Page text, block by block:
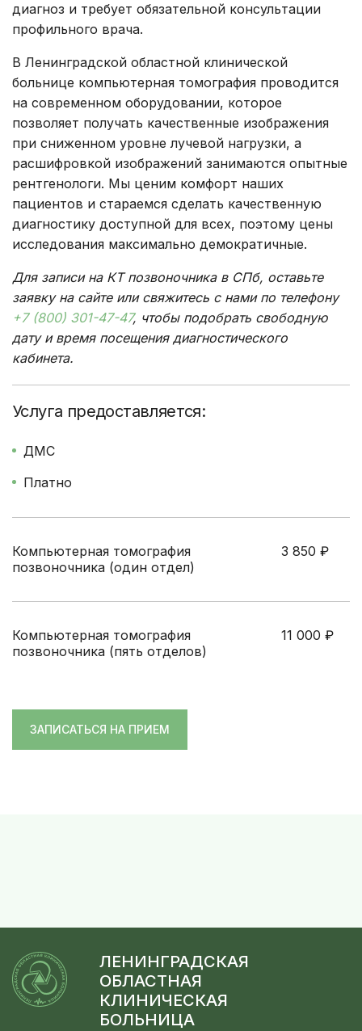
диагноз и требует обязательной консультации
профильного врача.
В Ленинградской областной клинической
больнице компьютерная томография проводится
на современном оборудовании, которое
позволяет получать качественные изображения
при сниженном уровне лучевой нагрузки, а
расшифровкой изображений занимаются опытные
рентгенологи. Мы ценим комфорт наших
пациентов и стараемся сделать качественную
диагностику доступной для всех, поэтому цены
исследования максимально демократичные.
Для записи на КТ позвоночника в СПб, оставьте
заявку на сайте или свяжитесь с нами по телефону
+7 (800) 301-47-47, чтобы подобрать свободную
дату и время посещения диагностического
кабинета.
Услуга предоставляется:
ДМС
Платно
Компьютерная томография
позвоночника (один отдел)
3 850 ₽
Компьютерная томография
позвоночника (пять отделов)
11 000 ₽
ЗАПИСАТЬСЯ НА ПРИЕМ
ЛЕНИНГРАДСКАЯ
ОБЛАСТНАЯ
КЛИНИЧЕСКАЯ
БОЛЬНИЦА